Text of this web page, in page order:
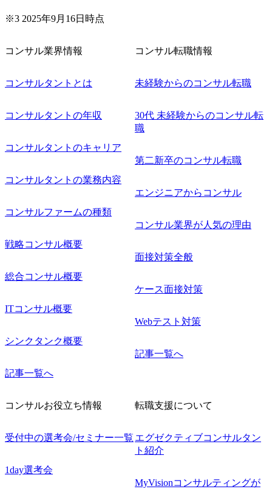
きます。 ● 勤務地 東京都渋谷区渋谷3丁目6-7 渋谷金王タワ
則により就業時間内の喫煙を全面的に禁止 ・禁煙サポート
制度あり オンライン ● 必須要件 以下いずれかのご経験をお
件定義～基本設計など上流経験2年以上 ・PMO経験2年以上
工程の経験 ・サブリーダー以上のマネジメント経験 ・お客
様との折衝経験、交渉経験 ・組織課題に対して主体的に業
務改善に取り組まれたご経験 ・アジャイル/スクラムへの興
味関心 ● 求める人物像 ・リーダーシップが取れる方/一人称
で主体的に動ける方 ・年齢にこだわらず、アドバイスを素
直に受け取れる方 ・推進力のある方
※3 2025年9月16日時点
コンサル業界情報
コンサルタントとは
コンサルタントの年収
コンサルタントのキャリア
コンサルタントの業務内容
コンサルファームの種類
戦略コンサル概要
総合コンサル概要
ITコンサル概要
シンクタンク概要
記事一覧へ
コンサル転職情報
未経験からのコンサル転職
30代 未経験からのコンサル転
職
第二新卒のコンサル転職
エンジニアからコンサル
コンサル業界が人気の理由
面接対策全般
ケース面接対策
Webテスト対策
記事一覧へ
コンサルお役立ち情報
受付中の選考会/セミナー一覧
1day選考会
転職支援について
エグゼクティブコンサルタン
ト紹介
MyVisionコンサルティングが